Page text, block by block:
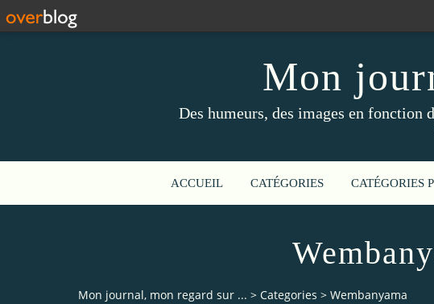
Mon
Des humeurs, des images en fonction
ACCUEIL CATÉGORIES CATÉGORIES
Mon journal, mon regard sur ... > Categories > Wembanyama